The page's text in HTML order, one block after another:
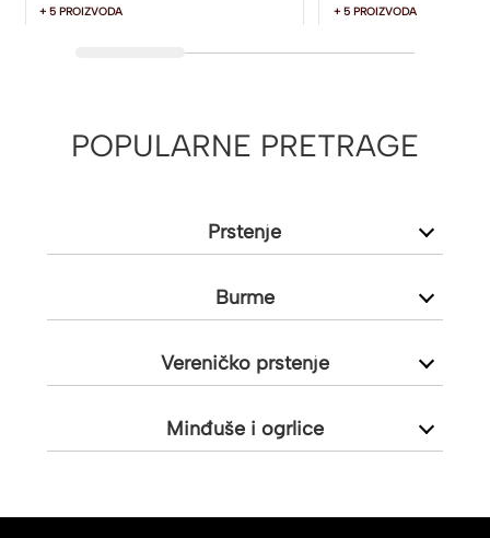
+ 5 PROIZVODA + 5 PROIZVODA
POPULARNE PRETRAGE
Prstenje
Burme
Vereničko prstenje
Minđuše i ogrlice